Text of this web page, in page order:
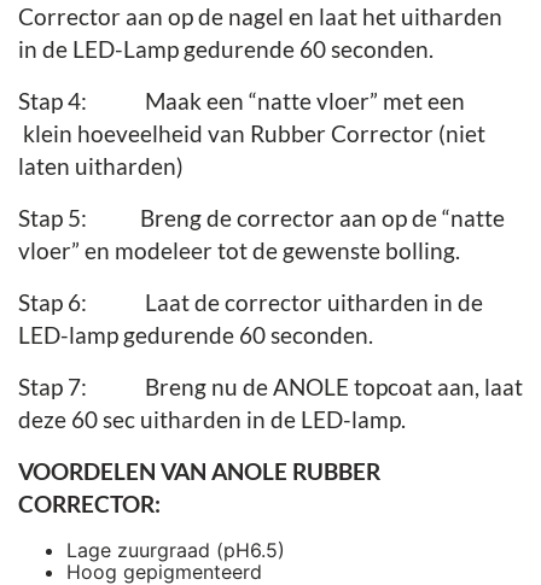
Corrector aan op de nagel en laat het uitharden
in de LED-Lamp gedurende 60 seconden.
Stap 4: Maak een “natte vloer” met een
klein hoeveelheid van Rubber Corrector (niet
laten uitharden)
Stap 5: Breng de corrector aan op de “natte
vloer” en modeleer tot de gewenste bolling.
Stap 6: Laat de corrector uitharden in de
LED-lamp gedurende 60 seconden.
Stap 7:
Breng nu de ANOLE topcoat aan, laat
deze 60 sec uitharden in de LED-lamp.
VOORDELEN VAN ANOLE RUBBER
CORRECTOR:
Lage zuurgraad (pH6.5)
Hoog gepigmenteerd